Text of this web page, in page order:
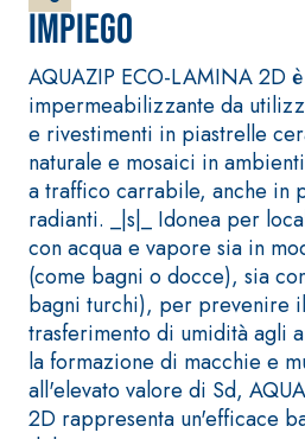
Impiego
AQUAZIP ECO-LAMINA 2D
impermeabilizzante da
e rivestimenti in piastrelle
naturale e mosaici in
a traffico carrabile, anche in
radianti. _|s|_ Idonea per
con acqua e vapore sia in
(come bagni o docce), sia
bagni turchi), per prevenire
trasferimento di umidità agli
la formazione di macchie e
all'elevato valore di Sd,
2D rappresenta un'efficace
CALCE AEREA
KB 13 EVOLUTION
Intonaco di fondo
bianco fibrorinforzato
a base di calce aerea,
per interni ed esterni